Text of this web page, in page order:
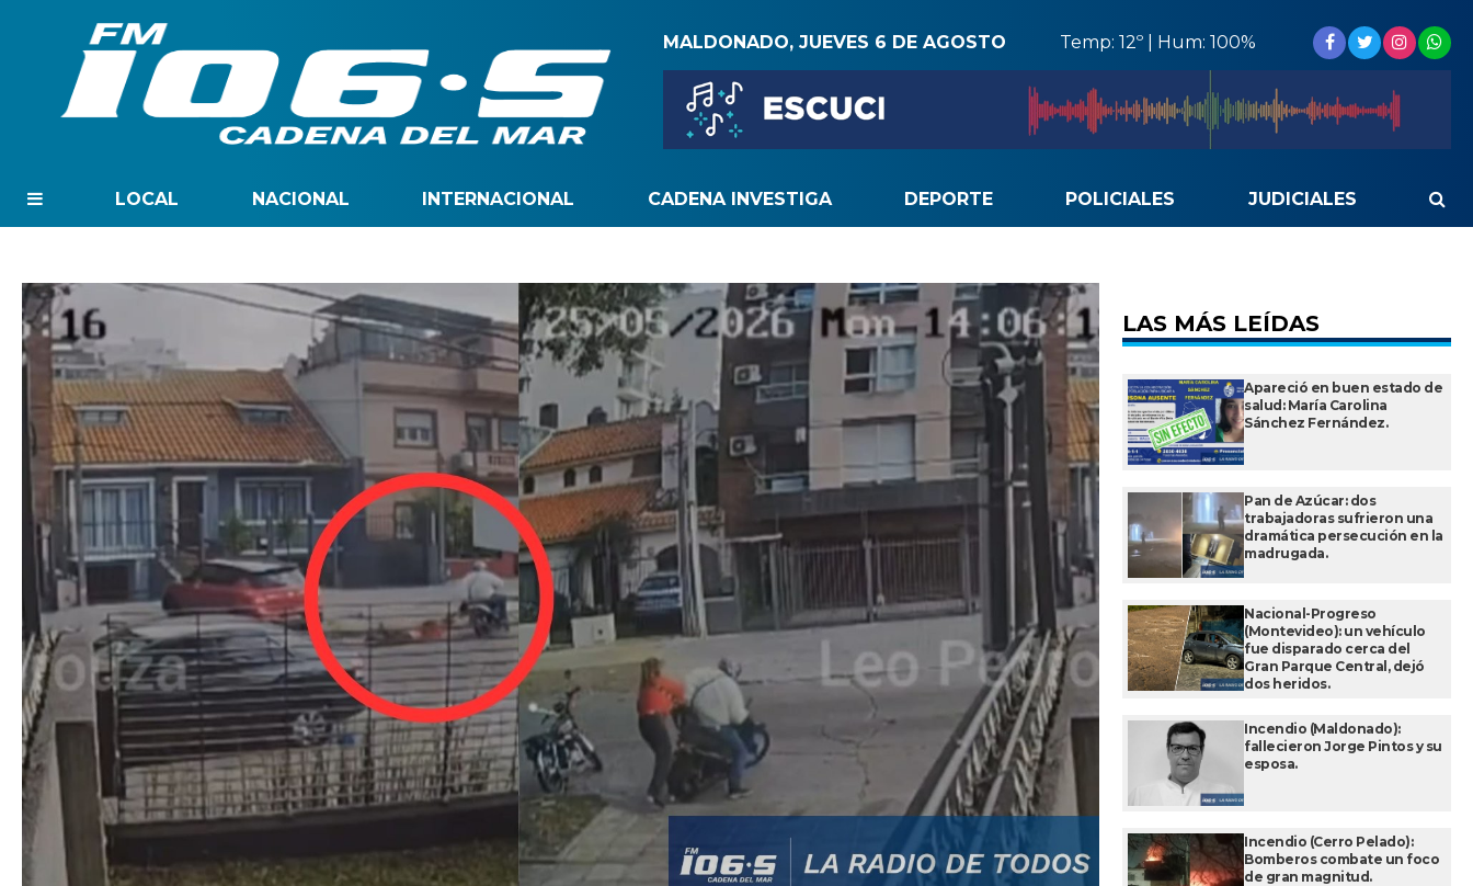
MALDONADO, JUEVES 6 DE AGOSTO Temp: 12º | Hum: 100%
LOCAL NACIONAL INTERNACIONAL CADENA INVESTIGA DEPORTE POLICIALES JUDICIALES
LAS MÁS LEÍDAS
Apareció en buen estado de
salud: María Carolina
Sánchez Fernández.
Pan de Azúcar: dos
trabajadoras sufrieron una
dramática persecución en la
madrugada.
Nacional-Progreso
(Montevideo): un vehículo
fue disparado cerca del
Gran Parque Central, dejó
dos heridos.
Incendio (Maldonado):
fallecieron Jorge Pintos y su
esposa.
Incendio (Cerro Pelado):
Bomberos combate un foco
de gran magnitud.